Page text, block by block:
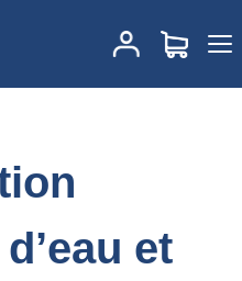
individuelle d’eau et
de pathologies
et